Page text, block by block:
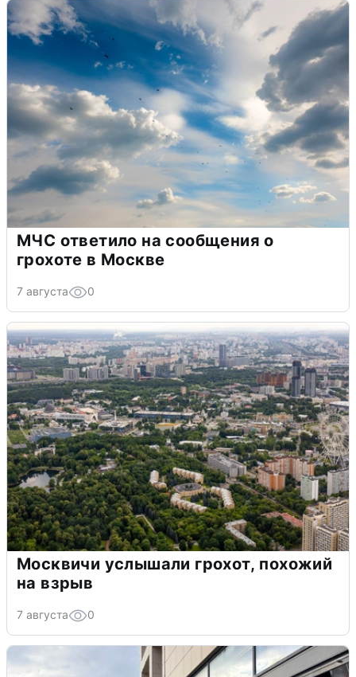
МЧС ответило на сообщения о
грохоте в Москве
7 августа 0
Москвичи услышали грохот, похожий
на взрыв
7 августа 0